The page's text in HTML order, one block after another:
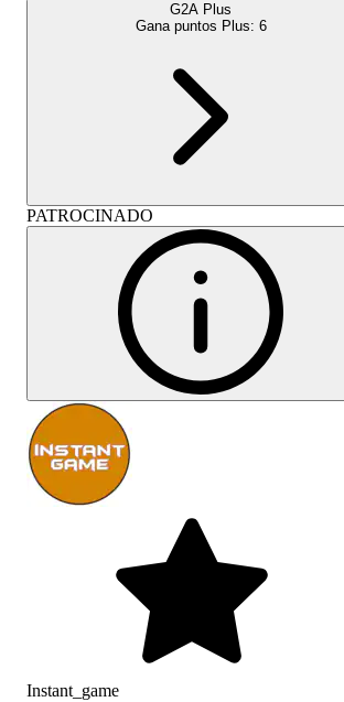
G2A Plus
Gana puntos Plus: 6
PATROCINADO
Instant_game